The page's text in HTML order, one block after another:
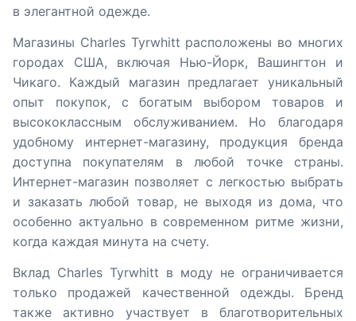
в элегантной одежде.
Магазины Charles Tyrwhitt расположены во многих
городах США, включая Нью-Йорк, Вашингтон и
Чикаго. Каждый магазин предлагает уникальный
опыт покупок, с богатым выбором товаров и
высококлассным обслуживанием. Но благодаря
удобному интернет-магазину, продукция бренда
доступна покупателям в любой точке страны.
Интернет-магазин позволяет с легкостью выбрать
и заказать любой товар, не выходя из дома, что
особенно актуально в современном ритме жизни,
когда каждая минута на счету.
Вклад Charles Tyrwhitt в моду не ограничивается
только продажей качественной одежды. Бренд
также активно участвует в благотворительных